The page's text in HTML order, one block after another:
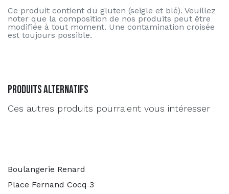
Ce produit contient du gluten (seigle et blé). Veuillez
noter que la composition de nos produits peut être
modifiée à tout moment. Une contamination croisée
est toujours possible.
Produits alternatifs
Ces autres produits pourraient vous intéresser
Boulangerie Renard
Place Fernand Cocq 3